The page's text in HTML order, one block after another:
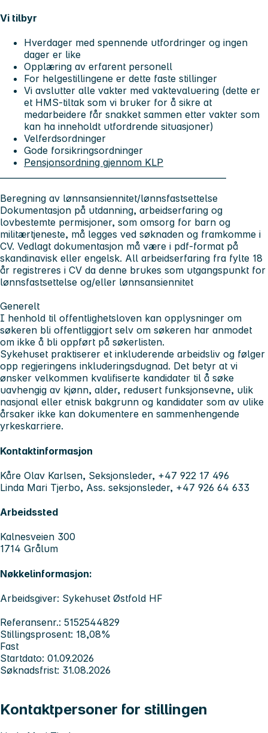
Vi tilbyr
Hverdager med spennende utfordringer og ingen
dager er like
Opplæring av erfarent personell
For helgestillingene er dette faste stillinger
Vi avslutter alle vakter med vaktevaluering (dette er
et HMS-tiltak som vi bruker for å sikre at
medarbeidere får snakket sammen etter vakter som
kan ha inneholdt utfordrende situasjoner)
Velferdsordninger
Gode forsikringsordninger
Pensjonsordning gjennom KLP
Beregning av lønnsansiennitet/lønnsfastsettelse
Dokumentasjon på utdanning, arbeidserfaring og
lovbestemte permisjoner, som omsorg for barn og
militærtjeneste, må legges ved søknaden og framkomme i
CV. Vedlagt dokumentasjon må være i pdf-format på
skandinavisk eller engelsk. All arbeidserfaring fra fylte 18
år registreres i CV da denne brukes som utgangspunkt for
lønnsfastsettelse og/eller lønnsansiennitet
Generelt
I henhold til offentlighetsloven kan opplysninger om
søkeren bli offentliggjort selv om søkeren har anmodet
om ikke å bli oppført på søkerlisten.
Sykehuset praktiserer et inkluderende arbeidsliv og følger
opp regjeringens inkluderingsdugnad. Det betyr at vi
ønsker velkommen kvalifiserte kandidater til å søke
uavhengig av kjønn, alder, redusert funksjonsevne, ulik
nasjonal eller etnisk bakgrunn og kandidater som av ulike
årsaker ikke kan dokumentere en sammenhengende
yrkeskarriere.
Kontaktinformasjon
Kåre Olav Karlsen, Seksjonsleder, +47 922 17 496
Linda Mari Tjerbo, Ass. seksjonsleder, +47 926 64 633
Arbeidssted
Kalnesveien 300
1714 Grålum
Nøkkelinformasjon:
Arbeidsgiver: Sykehuset Østfold HF
Referansenr.: 5152544829
Stillingsprosent: 18,08%
Fast
Startdato: 01.09.2026
Søknadsfrist: 31.08.2026
Kontaktpersoner for stillingen